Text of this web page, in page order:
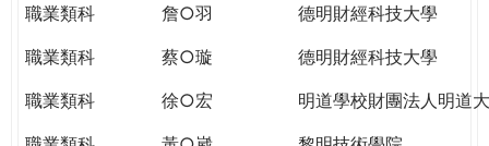
職業類科
詹○羽
德明財經科技大學
職業類科
蔡○璇
德明財經科技大學
職業類科
徐○宏
明道學校財團法人明道